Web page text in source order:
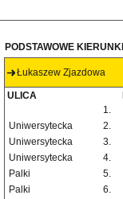
PODSTAWOWE KIERUNKI
Łukaszew Zjazdowa
ULICA
1.
Uniwersytecka
2.
Uniwersytecka
3.
Uniwersytecka
4.
Palki
5.
Palki
6.